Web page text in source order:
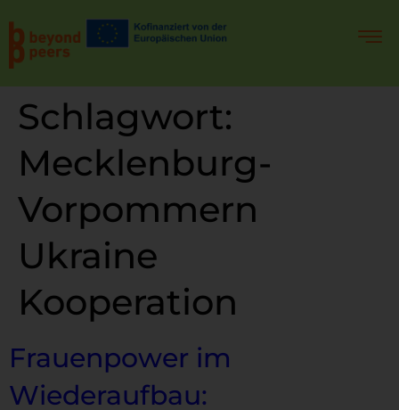
Schlagwort:
Mecklenburg-
Vorpommern
Ukraine
Kooperation
Frauenpower im
Wiederaufbau: